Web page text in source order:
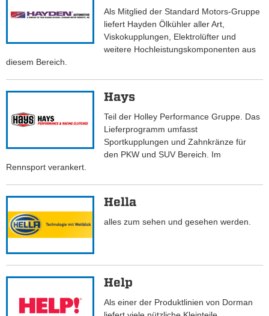
Als Mitglied der Standard Motors-Gruppe
liefert Hayden Ölkühler aller Art,
Viskokupplungen, Elektrolüfter und
weitere Hochleistungskomponenten aus
diesem Bereich.
Hays
Teil der Holley Performance Gruppe. Das
Lieferprogramm umfasst
Sportkupplungen und Zahnkränze für
den PKW und SUV Bereich. Im
Rennsport verankert.
Hella
alles zum sehen und gesehen werden.
Help
Als einer der Produktlinien von Dorman